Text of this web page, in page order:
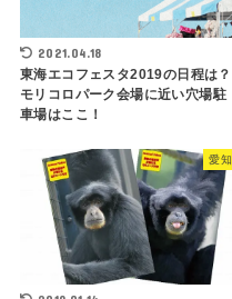
2021.04.18
東海エコフェスタ2019の日程は？
モリコロパーク会場に近い穴場駐
車場はここ！
愛知